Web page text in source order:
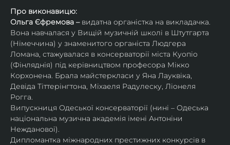
Про виконавицю:
Ольга Єфремова – видатна органістка на викладачка.
Вона навчалася у Вищій музичній школі в Штутгарта
(Німеччина) у знаменитого органіста Людгера
Ломана, стажувалася в консерваторії міста Куопіо
(Фінляднія) під керівництвом професора Мікко
Корхонена. Брала майстеркласи у Яна Лауквіка,
Девіда Тіттерінгтона, Міхаеля Радулеску, Ліонеля
Рогга.
Випускниця Одеської консерваторії (нині – Одеська
національна музична академія імені Антоніни
Нежданової).
Дипломантка міжнародних престижних конкурсів в